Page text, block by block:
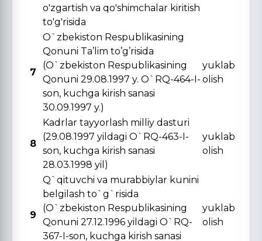
o'zgartish va qo'shimchalar kiritish
to'g'risida
7
O`zbekiston Respublikasining
Qonuni Ta’lim to’g’risida
(O`zbekiston Respublikasining
Qonuni 29.08.1997 y. O`RQ-464-I-
son, kuchga kirish sanasi
30.09.1997 y.)
yuklab
olish
8
Kadrlar tayyorlash milliy dasturi
(29.08.1997 yildagi O`RQ-463-I-
son, kuchga kirish sanasi
28.03.1998 yil)
yuklab
olish
9
Q`qituvchi va murabbiylar kunini
belgilash to`g`risida
(O`zbekiston Respublikasining
Qonuni 27.12.1996 yildagi O`RQ-
367-I-son, kuchga kirish sanasi
yuklab
olish